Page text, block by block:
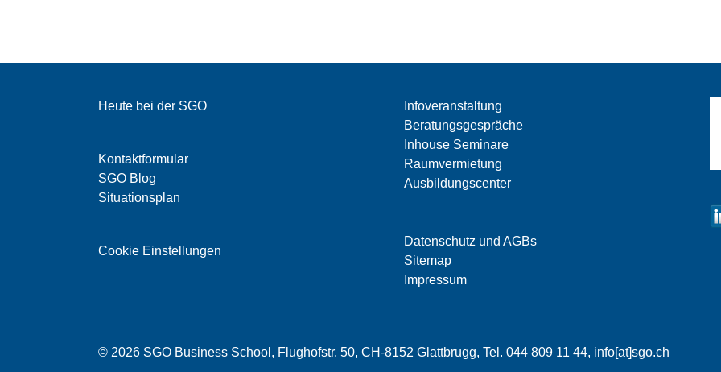
Heute bei der SGO
Kontaktformular
SGO Blog
Situationsplan
Cookie Einstellungen
Infoveranstaltung
Beratungsgespräche
Inhouse Seminare
Raumvermietung
Ausbildungscenter
Datenschutz und AGBs
Sitemap
Impressum
© 2026 SGO Business School, Flughofstr. 50, CH-8152 Glattbrugg, Tel. 044 809 11 44, info[at]sgo.ch